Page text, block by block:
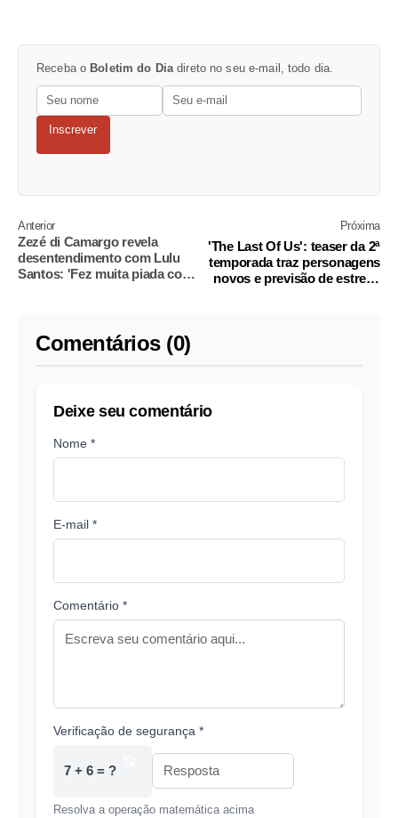
Receba o Boletim do Diadireto no seu e-mail, todo dia.
Inscrever
Anterior
Zezé di Camargo revela
desentendimento com Lulu
Santos: 'Fez muita piada com
Próxima
'The Last Of Us': teaser da 2ª
temporada traz personagens
novos e previsão de estreia;
Comentários (0)
Deixe seu comentário
Nome *
E-mail *
Comentário *
Verificação de segurança *
7 + 6 = ?
Resolva a operação matemática acima